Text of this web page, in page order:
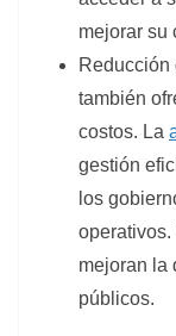
mejorar su
Reducción
también
costos. La
gestión
los
operativos.
mejoran la
públicos.